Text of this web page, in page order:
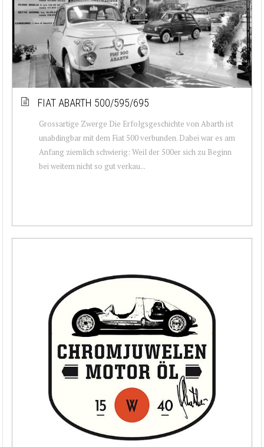
FIAT ABARTH 500/595/695
Grossartige Zwerge Die Erfolgsgeschichte von Abarth ist
unabdingbar mit dem Fiat 500 verbunden. Dabei war es am
Anfang ziemlich schwierig: Weil der 500er sich zu Beginn
bei weitem nicht so gut verkau...